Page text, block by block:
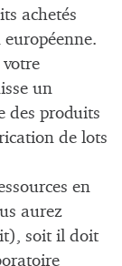
achetés
européenne.
un
des produits
de lots
en
aurez
soit il doit